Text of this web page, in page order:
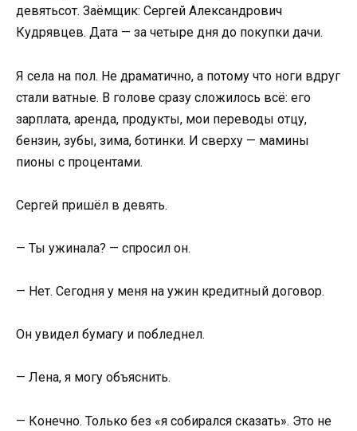
девятьсот. Заёмщик: Сергей Александрович
Кудрявцев. Дата — за четыре дня до покупки дачи.
Я села на пол. Не драматично, а потому что ноги вдруг
стали ватные. В голове сразу сложилось всё: его
зарплата, аренда, продукты, мои переводы отцу,
бензин, зубы, зима, ботинки. И сверху — мамины
пионы с процентами.
Сергей пришёл в девять.
— Ты ужинала? — спросил он.
— Нет. Сегодня у меня на ужин кредитный договор.
Он увидел бумагу и побледнел.
— Лена, я могу объяснить.
— Конечно. Только без «я собирался сказать». Это не